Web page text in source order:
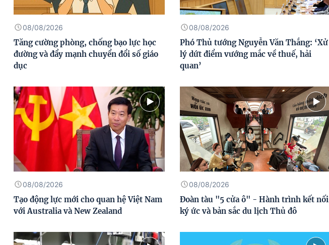
08/08/2026
Tăng cường phòng, chống bạo lực học
đường và đẩy mạnh chuyển đổi số giáo
dục
08/08/2026
Phó Thủ tướng Nguyễn Văn Thắng: ‘Xử
lý dứt điểm vướng mắc về thuế, hải
quan’
08/08/2026
Tạo động lực mới cho quan hệ Việt Nam
với Australia và New Zealand
08/08/2026
Đoàn tàu "5 cửa ô" - Hành trình kết nối
ký ức và bản sắc du lịch Thủ đô